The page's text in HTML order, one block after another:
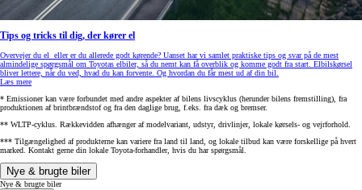
Tips og tricks til dig, der kører el
Overvejer du el eller er du allerede godt kørende? Uanset har vi samlet praktiske tips og svar på de mest
almindelige spørgsmål om Toyotas elbiler, så du nemt kan få overblik og komme godt fra start. Elbilskørsel
bliver lettere, når du ved, hvad du kan forvente. Og hvordan du får mest ud af din bil.
Læs mere
* Emissioner kan være forbundet med andre aspekter af bilens livscyklus (herunder bilens fremstilling), fra
produktionen af brintbrændstof og fra den daglige brug, f.eks. fra dæk og bremser.
** WLTP-cyklus. Rækkevidden afhænger af modelvariant, udstyr, drivlinjer, lokale kørsels- og vejrforhold.
*** Tilgængelighed af produkterne kan variere fra land til land, og lokale tilbud kan være forskellige på hvert
marked. Kontakt gerne din lokale Toyota-forhandler, hvis du har spørgsmål.
Nye & brugte biler
Nye & brugte biler